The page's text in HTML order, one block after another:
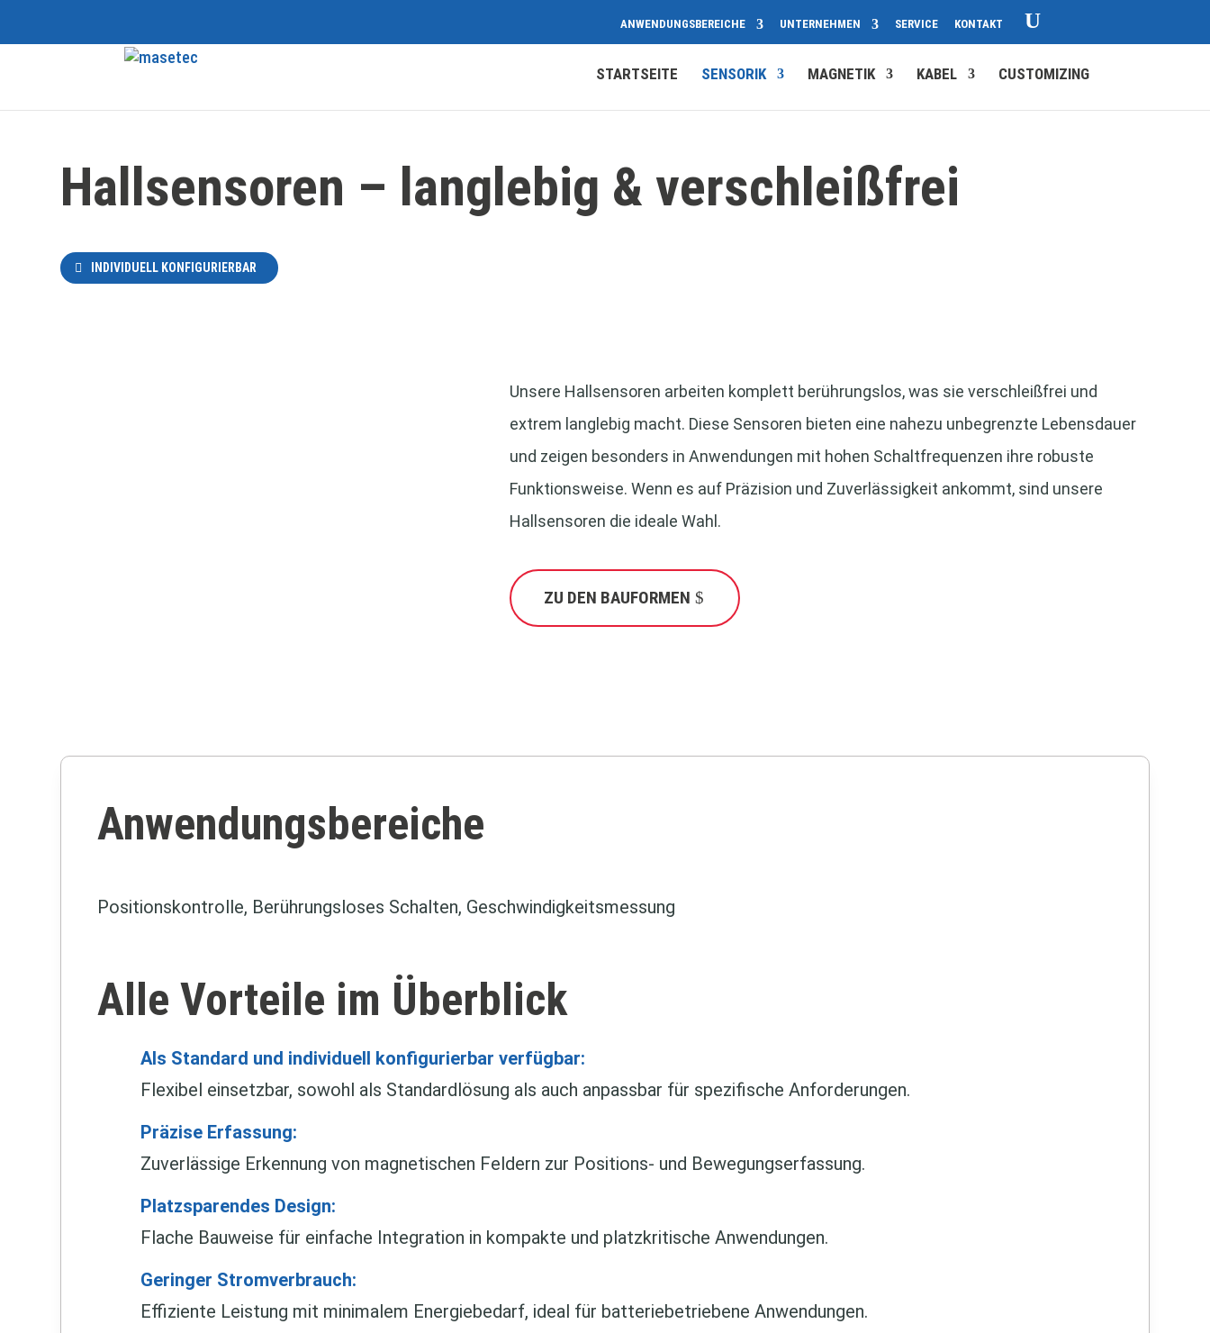
ANWENDUNGSBEREICHE UNTERNEHMEN SERVICE KONTAKT
STARTSEITE SENSORIK MAGNETIK KABEL CUSTOMIZING
Hallsensoren – langlebig & verschleißfrei
INDIVIDUELL KONFIGURIERBAR
Unsere Hallsensoren arbeiten komplett berührungslos, was sie verschleißfrei und
extrem langlebig macht. Diese Sensoren bieten eine nahezu unbegrenzte Lebensdauer
und zeigen besonders in Anwendungen mit hohen Schaltfrequenzen ihre robuste
Funktionsweise. Wenn es auf Präzision und Zuverlässigkeit ankommt, sind unsere
Hallsensoren die ideale Wahl.
ZU DEN BAUFORMEN
Anwendungsbereiche
Positionskontrolle, Berührungsloses Schalten, Geschwindigkeitsmessung
Alle Vorteile im Überblick
Als Standard und individuell konfigurierbar verfügbar:
Flexibel einsetzbar, sowohl als Standardlösung als auch anpassbar für spezifische Anforderungen.
Präzise Erfassung:
Zuverlässige Erkennung von magnetischen Feldern zur Positions- und Bewegungserfassung.
Platzsparendes Design:
Flache Bauweise für einfache Integration in kompakte und platzkritische Anwendungen.
Geringer Stromverbrauch:
Effiziente Leistung mit minimalem Energiebedarf, ideal für batteriebetriebene Anwendungen.